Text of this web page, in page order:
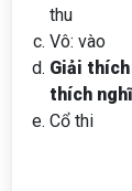
thu
Vô: vào
Giải thích
thích
Cổ thi